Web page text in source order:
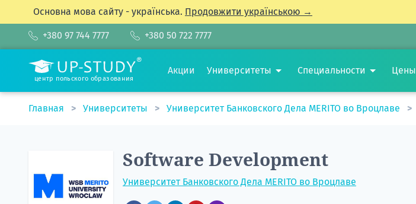
Основна мова сайту - українська. Продовжити українською →
+380 97 744 7777 +380 50 722 7777
центр польского образования
Акции Университеты Специальности Цены
Главная Университеты Университет Банковского Дела MERITO во Вроцлаве
Software Development
Университет Банковского Дела MERITO во Вроцлаве